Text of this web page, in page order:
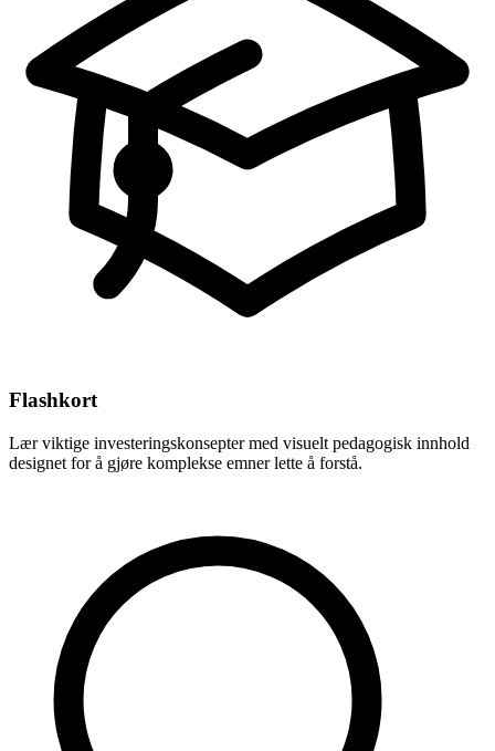
Flashkort
Lær viktige investeringskonsepter med visuelt pedagogisk innhold
designet for å gjøre komplekse emner lette å forstå.